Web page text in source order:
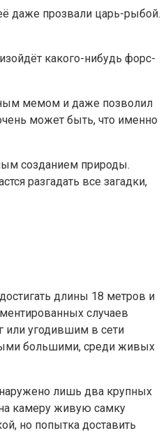
даже прозвали царь-рыбой.
какого-нибудь форс-
мемом и даже позволил
может быть, что именно
созданием природы.
разгадать все загадки,
длины 18 метров и
случаев
или угодившим в сети
большими, среди живых
лишь два крупных
на камеру живую самку
но попытка доставить